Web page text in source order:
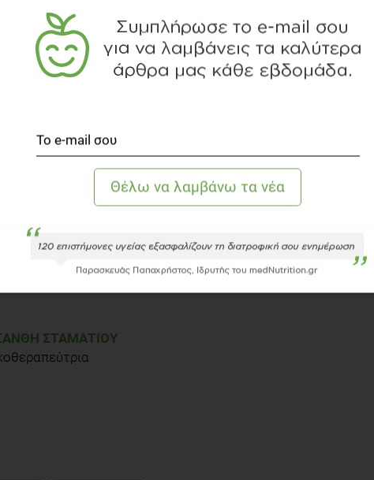
κολύμπι αυξάνει τις ενδορφίνες που είναι υπεύθυνες για
συνεπάγεται μείωση του ποσοστού της κατάθλιψης.
να υπάρξει ακόμη μεγαλύτερη ενημέρωση στους
το κολύμπι, αλλά και τη δυνατότητα να υπάρχει
Seibel MJ, Blyth FM, Naganathan V, Cumming RG. Swimming and
7. doi: 10.1093/aje/kwu199. Epub 2014 Sep 5.
factors-triggered inflammatory response drives antidepressant
ΣΤΑΜΑΤΊΟΥ